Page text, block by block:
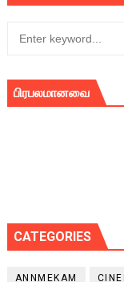
பிரபலமானவை
CATEGORIES
ANNMEKAM